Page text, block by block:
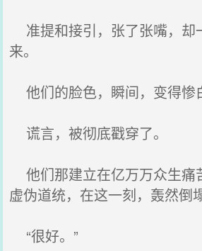
准提和接引，张了张嘴，却
来。
他们的脸色，瞬间，变得惨
谎言，被彻底戳穿了。
他们那建立在亿万万众生痛
虚伪道统，在这一刻，轰然倒
“很好。”